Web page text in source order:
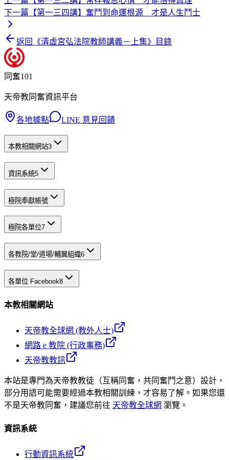
下一篇 【第一三四講】奮鬥到命運根源 才是人生鬥士
返回《清虛宮弘法院教師講義－上集》目錄
同奮101
天帝教同奮資訊平台
各地據點 LINE 意見回饋
本教相關網站3
資訊系統5
極院奉獻帳號
極院各單位7
各教院/堂/道場/輔翼組織6
各單位 Facebook8
本教相關網站
天帝教全球網 (教外人士)
網路 e 教院 (行政事務)
天帝教教訊
本站是專門為天帝教教徒（互稱同奮，共同奮鬥之意）設計，
部分用語可能需要經過本教相關訓練，才容易了解。如果您還
不是天帝教同奮，建議您前往 天帝教全球網 瀏覽。
資訊系統
行動資訊系統